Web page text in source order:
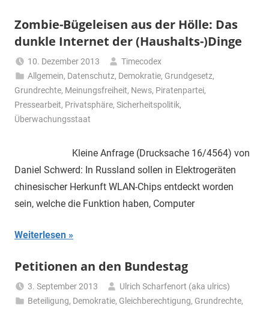
Zombie-Bügeleisen aus der Hölle: Das
dunkle Internet der (Haushalts-)Dinge
10. Dezember 2013
Timecodex
Allgemein, Datenschutz, Demokratie, Grundgesetz,
Grundrechte, Meinungsfreiheit, News, Piratenpartei,
Pressearbeit, Privatsphäre, Sicherheitspolitik,
Überwachungsstaat
Kleine Anfrage (Drucksache 16/4564) von
Daniel Schwerd: In Russland sollen in Elektrogeräten
chinesischer Herkunft WLAN-Chips entdeckt worden
sein, welche die Funktion haben, Computer
Weiterlesen
Petitionen an den Bundestag
3. September 2013
Ulrich Scharfenort (aka ulrics)
Beteiligung, Demokratie, Gleichberechtigung, Grundrechte,